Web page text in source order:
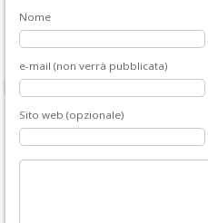
Nome
e-mail (non verrà pubblicata)
Sito web (opzionale)